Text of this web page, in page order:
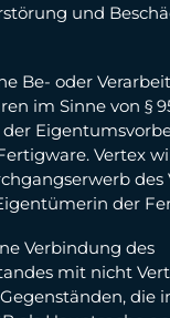
und
Be- oder
im Sinne von §
Vertex
des
der
Verbindung des
mit nicht
die